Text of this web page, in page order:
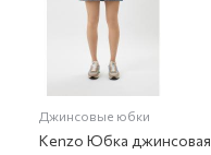
Джинсовые юбки
Kenzo Юбка джинсовая